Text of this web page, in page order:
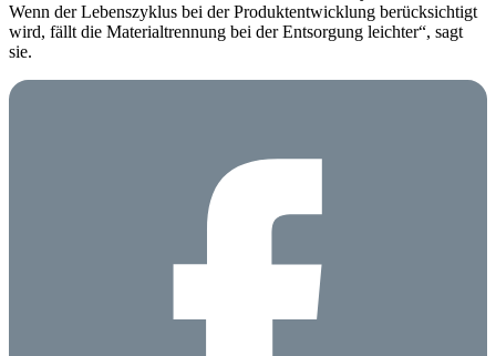
Wenn der Lebenszyklus bei der Produktentwicklung berücksichtigt
wird, fällt die Materialtrennung bei der Entsorgung leichter“, sagt
sie.